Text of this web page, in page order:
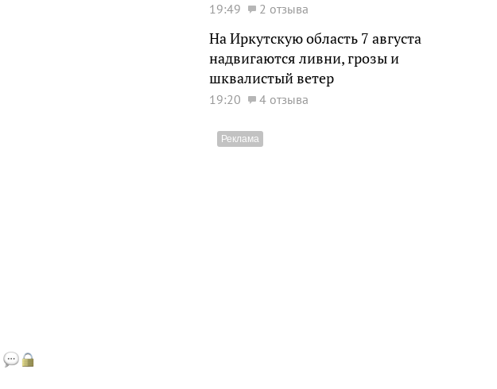
19:49 2 отзыва
На Иркутскую область 7 августа
надвигаются ливни, грозы и
шквалистый ветер
19:20 4 отзыва